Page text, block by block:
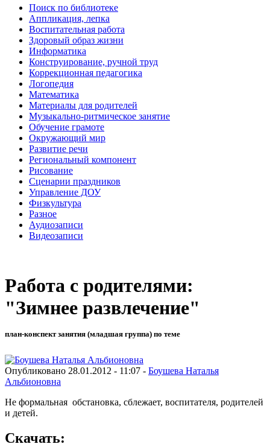
Поиск по библиотеке
Аппликация, лепка
Воспитательная работа
Здоровый образ жизни
Информатика
Конструирование, ручной труд
Коррекционная педагогика
Логопедия
Математика
Материалы для родителей
Музыкально-ритмическое занятие
Обучение грамоте
Окружающий мир
Развитие речи
Региональный компонент
Рисование
Сценарии праздников
Управление ДОУ
Физкультура
Разное
Аудиозаписи
Видеозаписи
Работа с родителями:
"Зимнее развлечение"
план-конспект занятия (младшая группа) по теме
Опубликовано 28.01.2012 - 11:07 - Боушева Наталья
Альбионовна
Не формальная обстановка, сблежает, воспитателя, родителей
и детей.
Скачать: